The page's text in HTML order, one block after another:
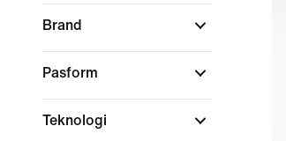
Brand
Pasform
Teknologi